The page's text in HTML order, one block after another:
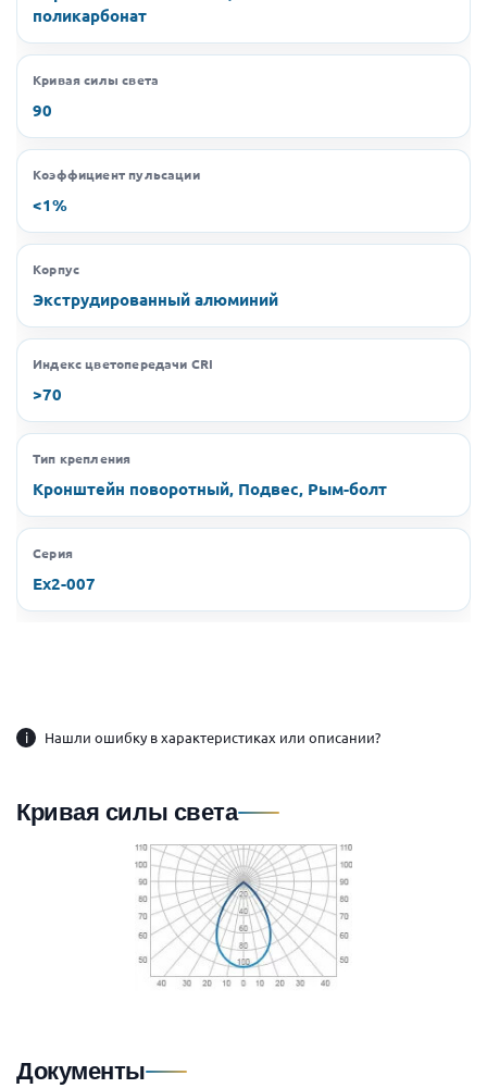
поликарбонат
Кривая силы света
90
Коэффициент пульсации
<1%
Корпус
Экструдированный алюминий
Индекс цветопередачи CRI
>70
Тип крепления
Кронштейн поворотный, Подвес, Рым-болт
Серия
Ex2-007
i Нашли ошибку в характеристиках или описании?
Кривая силы света
Документы